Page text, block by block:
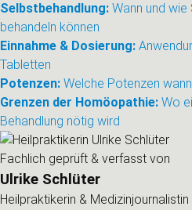
Selbstbehandlung: Wann und
behandeln können
Einnahme & Dosierung:
Tabletten
Potenzen: Welche Potenzen
Grenzen der Homöopathie: Wo
Behandlung nötig wird
Fachlich geprüft & verfasst von
Ulrike Schlüter
Heilpraktikerin & Medizinjournalistin